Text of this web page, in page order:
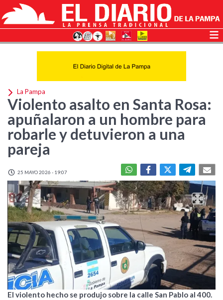
La Pampa
Violento asalto en Santa Rosa:
apuñalaron a un hombre para
robarle y detuvieron a una
pareja
25 MAYO 2026 - 19:07
El violento hecho se produjo sobre la calle San Pablo al 400.